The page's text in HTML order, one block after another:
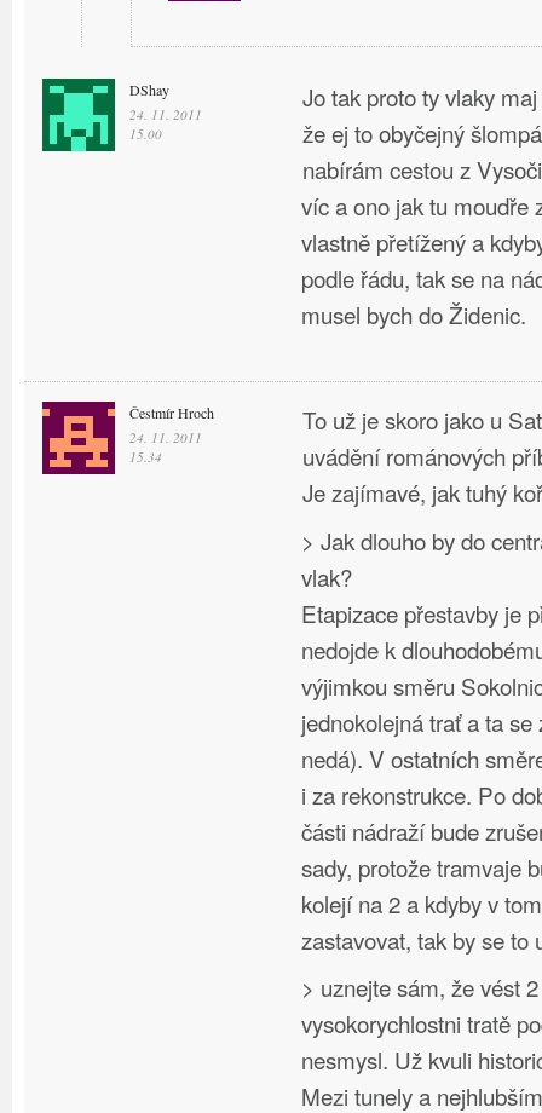
DShay
24. 11. 2011
15.00
Jo tak proto ty vlaky
že ej to obyčejný
nabírám cestou z
víc a ono jak tu moudře
vlastně přetížený a
podle řádu, tak se na
musel bych do Židenic.
Čestmír Hroch
24. 11. 2011
15.34
To už je skoro jako u
uvádění románových
Je zajímavé, jak tuhý
> Jak dlouho by do
vlak?
Etapizace přestavby je
nedojde k
výjimkou směru
jednokolejná trať a ta
nedá). V ostatních
i za rekonstrukce. Po
části nádraží bude
sady, protože tramvaje
kolejí na 2 a kdyby v
zastavovat, tak by se to
> uznejte sám, že vést
vysokorychlostni tratě
nesmysl. Už kvuli
Mezi tunely a